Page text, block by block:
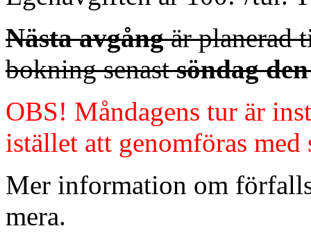
Nästa avgångär planerad
bokning senastsöndag
OBS! Måndagens tur är
istället att genomföras med
Mer information om
mera.